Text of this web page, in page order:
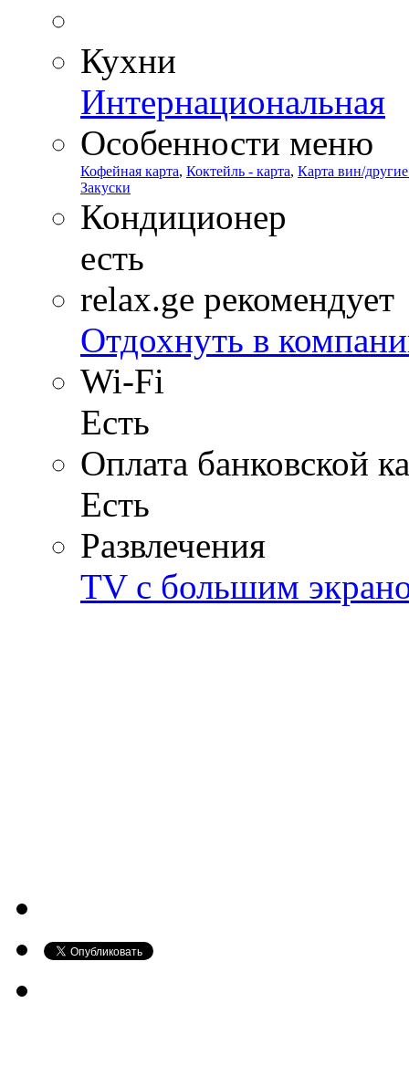
Кухни
Интернациональная
Особенности меню
Кофейная карта, Коктейль - карта, Карта вин/
Закуски
Кондиционер
есть
relax.ge рекомендует
Отдохнуть в
Wi-Fi
Есть
Оплата банковской
Есть
Развлечения
TV с большим